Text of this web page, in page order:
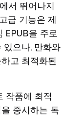
서 뛰어나지
급 기능은 제
EPUB을 주로
있으나, 만화와
고 최적화된
작품에 최적
중시하는 독